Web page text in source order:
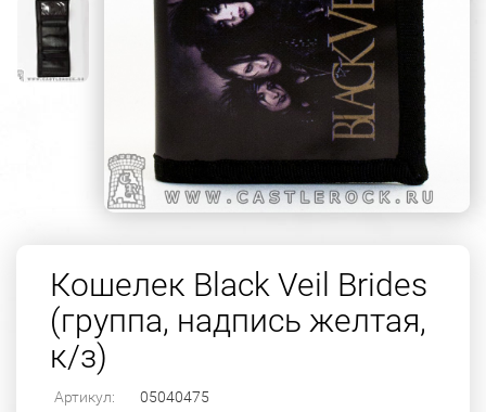
Кошелек Black Veil Brides
(группа, надпись желтая,
к/з)
Артикул: 05040475